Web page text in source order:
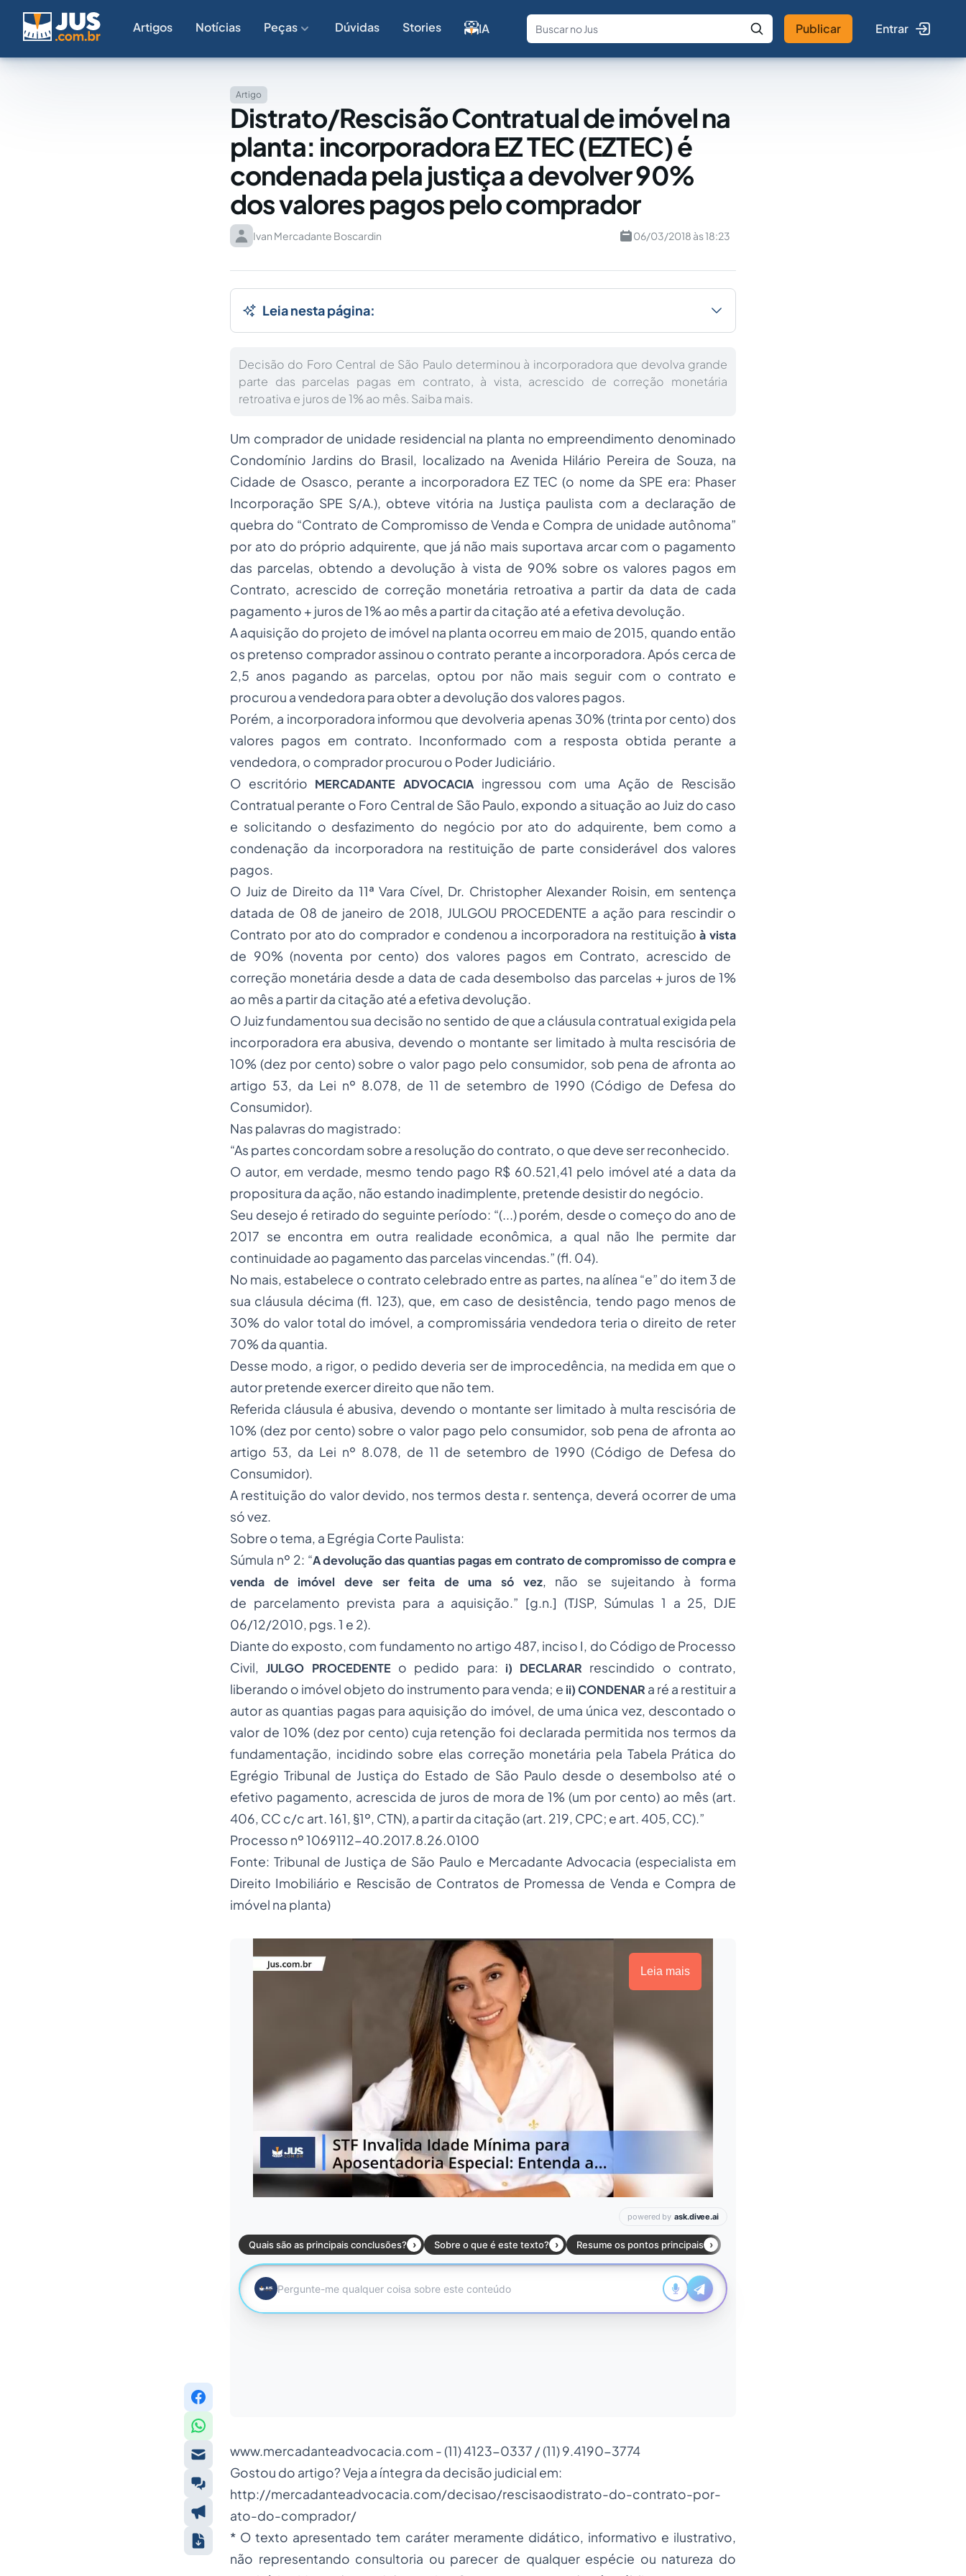
Artigos Notícias Peças Dúvidas Stories IA
Fale com a IA Buscar no Jus
Publicar Entrar
Artigo
Distrato/Rescisão Contratual de imóvel na
planta: incorporadora EZ TEC (EZTEC) é
condenada pela justiça a devolver 90%
dos valores pagos pelo comprador
Ivan Mercadante Boscardin 06/03/2018 às 18:23
Leia nesta página:
Decisão do Foro Central de São Paulo determinou à incorporadora que devolva grande
parte das parcelas pagas em contrato, à vista, acrescido de correção monetária
retroativa e juros de 1% ao mês. Saiba mais.
Um comprador de unidade residencial na planta no empreendimento denominado
Condomínio Jardins do Brasil, localizado na Avenida Hilário Pereira de Souza, na
Cidade de Osasco, perante a incorporadora EZ TEC (o nome da SPE era: Phaser
Incorporação SPE S/A.), obteve vitória na Justiça paulista com a declaração de
quebra do “Contrato de Compromisso de Venda e Compra de unidade autônoma”
por ato do próprio adquirente, que já não mais suportava arcar com o pagamento
das parcelas, obtendo a devolução à vista de 90% sobre os valores pagos em
Contrato, acrescido de correção monetária retroativa a partir da data de cada
pagamento + juros de 1% ao mês a partir da citação até a efetiva devolução.
A aquisição do projeto de imóvel na planta ocorreu em maio de 2015, quando então
os pretenso comprador assinou o contrato perante a incorporadora. Após cerca de
2,5 anos pagando as parcelas, optou por não mais seguir com o contrato e
procurou a vendedora para obter a devolução dos valores pagos.
Porém, a incorporadora informou que devolveria apenas 30% (trinta por cento) dos
valores pagos em contrato. Inconformado com a resposta obtida perante a
vendedora, o comprador procurou o Poder Judiciário.
O escritório MERCADANTE ADVOCACIA ingressou com uma Ação de Rescisão
Contratual perante o Foro Central de São Paulo, expondo a situação ao Juiz do caso
e solicitando o desfazimento do negócio por ato do adquirente, bem como a
condenação da incorporadora na restituição de parte considerável dos valores
pagos.
O Juiz de Direito da 11ª Vara Cível, Dr. Christopher Alexander Roisin, em sentença
datada de 08 de janeiro de 2018, JULGOU PROCEDENTE a ação para rescindir o
Contrato por ato do comprador e condenou a incorporadora na restituiçãoà vista
de 90% (noventa por cento) dos valores pagos em Contrato, acrescido de
correção monetária desde a data de cada desembolso das parcelas + juros de 1%
ao mês a partir da citação até a efetiva devolução.
O Juiz fundamentou sua decisão no sentido de que a cláusula contratual exigida pela
incorporadora era abusiva, devendo o montante ser limitado à multa rescisória de
10% (dez por cento) sobre o valor pago pelo consumidor, sob pena de afronta ao
artigo 53, da Lei nº 8.078, de 11 de setembro de 1990 (Código de Defesa do
Consumidor).
Nas palavras do magistrado:
“As partes concordam sobre a resolução do contrato, o que deve ser reconhecido.
O autor, em verdade, mesmo tendo pago R$ 60.521,41 pelo imóvel até a data da
propositura da ação, não estando inadimplente, pretende desistir do negócio.
Seu desejo é retirado do seguinte período: “(...) porém, desde o começo do ano de
2017 se encontra em outra realidade econômica, a qual não lhe permite dar
continuidade ao pagamento das parcelas vincendas.” (fl. 04).
No mais, estabelece o contrato celebrado entre as partes, na alínea “e” do item 3 de
sua cláusula décima (fl. 123), que, em caso de desistência, tendo pago menos de
30% do valor total do imóvel, a compromissária vendedora teria o direito de reter
70% da quantia.
Desse modo, a rigor, o pedido deveria ser de improcedência, na medida em que o
autor pretende exercer direito que não tem.
Referida cláusula é abusiva, devendo o montante ser limitado à multa rescisória de
10% (dez por cento) sobre o valor pago pelo consumidor, sob pena de afronta ao
artigo 53, da Lei nº 8.078, de 11 de setembro de 1990 (Código de Defesa do
Consumidor).
A restituição do valor devido, nos termos desta r. sentença, deverá ocorrer de uma
só vez.
Sobre o tema, a Egrégia Corte Paulista:
Súmula nº 2: “A devolução das quantias pagas em contrato de compromisso de compra e
venda de imóvel deve ser feita de uma só vez, não se sujeitando à forma
de parcelamento prevista para a aquisição.” [g.n.] (TJSP, Súmulas 1 a 25, DJE
06/12/2010, pgs. 1 e 2).
Diante do exposto, com fundamento no artigo 487, inciso I, do Código de Processo
Civil,JULGO PROCEDENTE o pedido para: i) DECLARAR rescindido o contrato,
liberando o imóvel objeto do instrumento para venda; e ii) CONDENAR a ré a restituir a
autor as quantias pagas para aquisição do imóvel, de uma única vez, descontado o
valor de 10% (dez por cento) cuja retenção foi declarada permitida nos termos da
fundamentação, incidindo sobre elas correção monetária pela Tabela Prática do
Egrégio Tribunal de Justiça do Estado de São Paulo desde o desembolso até o
efetivo pagamento, acrescida de juros de mora de 1% (um por cento) ao mês (art.
406, CC c/c art. 161, §1º, CTN), a partir da citação (art. 219, CPC; e art. 405, CC).”
Processo nº 1069112-40.2017.8.26.0100
Fonte: Tribunal de Justiça de São Paulo e Mercadante Advocacia (especialista em
Direito Imobiliário e Rescisão de Contratos de Promessa de Venda e Compra de
imóvel na planta)
Leia mais
www.mercadanteadvocacia.com - (11) 4123-0337 / (11) 9.4190-3774
Gostou do artigo? Veja a íntegra da decisão judicial em:
http://mercadanteadvocacia.com/decisao/rescisaodistrato-do-contrato-por-
ato-do-comprador/
* O texto apresentado tem caráter meramente didático, informativo e ilustrativo,
não representando consultoria ou parecer de qualquer espécie ou natureza do